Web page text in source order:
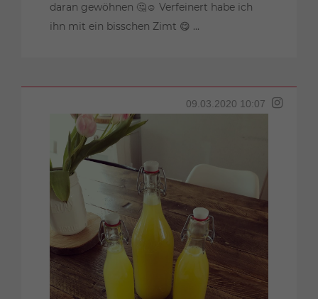
daran gewöhnen 🤔☺️ Verfeinert habe ich
ihn mit ein bisschen Zimt 😋 ...
09.03.2020 10:07